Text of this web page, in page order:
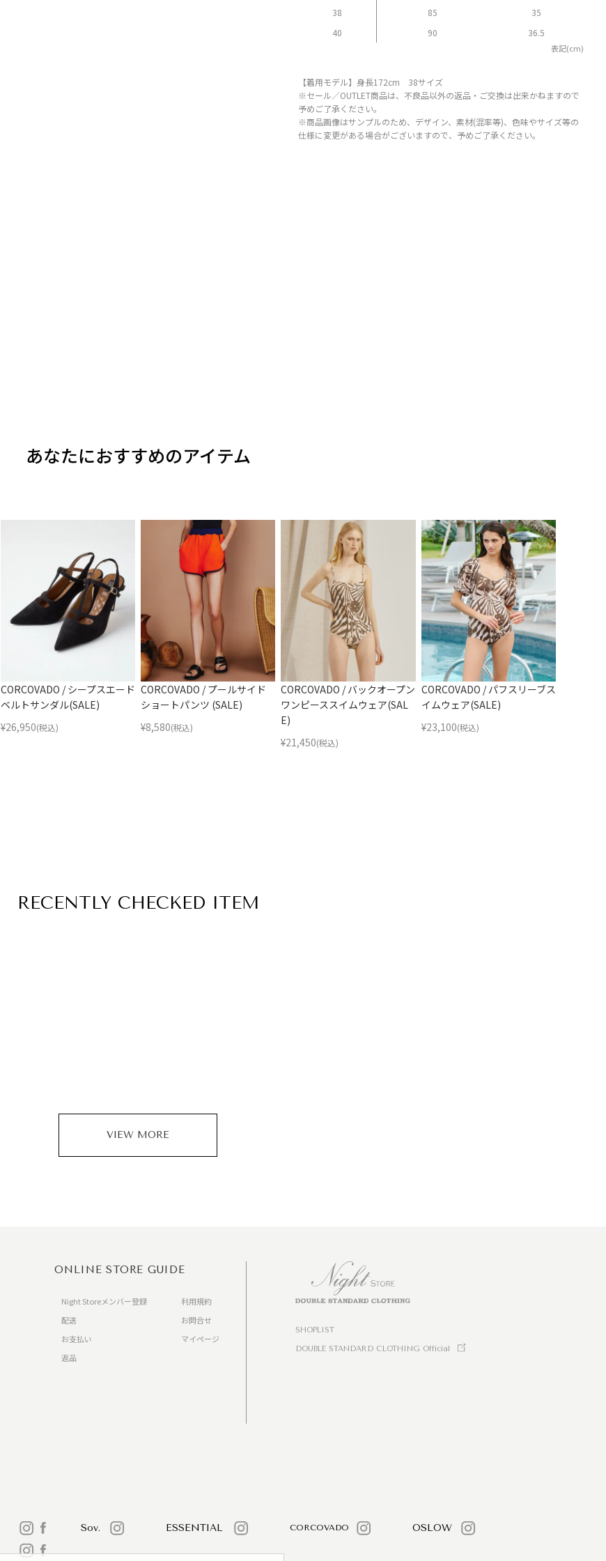
38 85
35
40
90 36.5
表記(cm)
【着用モデル】身長172cm 38サイズ
※セール／OUTLET商品は、不良品以外の返品・ご交換は出来かねますので
予めご了承ください。
※商品画像はサンプルのため、デザイン、素材(混率等)、色味やサイズ等の
仕様に変更がある場合がございますので、予めご了承ください。
あなたにおすすめのアイテム
CORCOVADO / シープスエード
ベルトサンダル(SALE)
¥26,950(税込)
CORCOVADO / プールサイド
ショートパンツ (SALE)
¥8,580(税込)
CORCOVADO / バックオープン
ワンピーススイムウェア(SAL
E)
¥21,450(税込)
CORCOVADO / パフスリーブス
イムウェア(SALE)
¥23,100(税込)
RECENTLY CHECKED ITEM
VIEW MORE
ONLINE STORE GUIDE
Night Storeメンバー登録
配送
お支払い
返品
利用規約
お問合せ
マイページ
SHOPLIST
DOUBLE STANDARD CLOTHING Official
Sov. ESSENTIAL CORCOVADO
OSLOW